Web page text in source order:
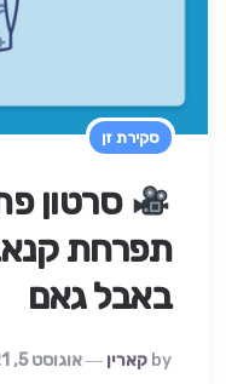
סקירת זן
סרטון
תפרחת
באבל גאם
Posted
By
By קארין אוגוסט 5, 2021